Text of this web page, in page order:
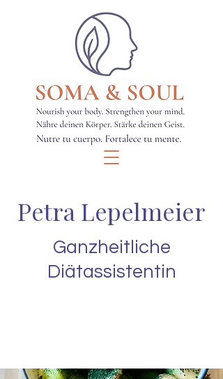
Petra Lepelmeier
Ganzheitliche
Diätassistentin